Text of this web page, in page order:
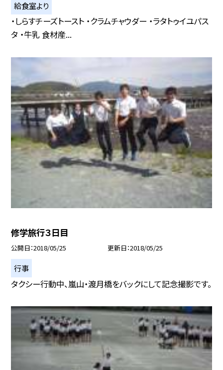
給食室より
・しらすチーズトースト ・クラムチャウダー ・ラタトゥイユパス
タ ・牛乳 食材産...
修学旅行３日目
公開日 2018/05/25 更新日 2018/05/25
行事
タクシー行動中、嵐山・渡月橋をバックにして記念撮影です。